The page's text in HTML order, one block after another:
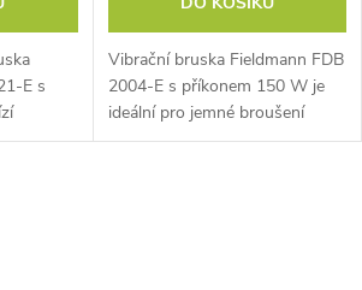
E s
Vibrační bruska Fieldmann FDB
2004-E s příkonem 150 W je
ideální pro jemné broušení
ploch. Rychlost 11 000 ot./min